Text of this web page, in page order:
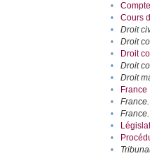
•
•
Cours
•
Droit
•
Droit
•
Droit
•
Droit
•
Droit
•
France
•
•
•
•
•